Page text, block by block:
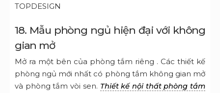
18. Mẫu phòng ngủ hiện đại với không
gian mở
Mở ra một bên của phòng tắm riêng . Các thiết kế
phòng ngủ mới nhất có phòng tắm không gian mở
và phòng tắm vòi sen. Thiết kế nội thất phòng tắm